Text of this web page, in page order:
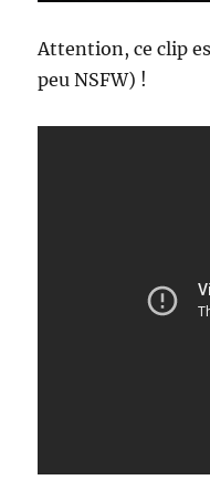
Attention, ce clip
peu NSFW) !